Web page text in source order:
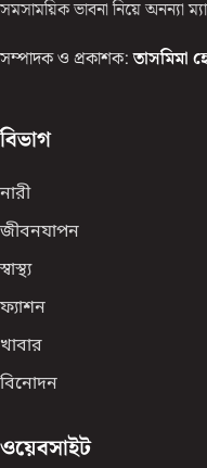
সমসাময়িক ভাবনা নিয়ে অনন্যা
সম্পাদক ও প্রকাশক: তাসমিমা
বিভাগ
নারী
জীবনযাপন
স্বাস্থ্য
ফ্যাশন
খাবার
বিনোদন
ওয়েবসাইট